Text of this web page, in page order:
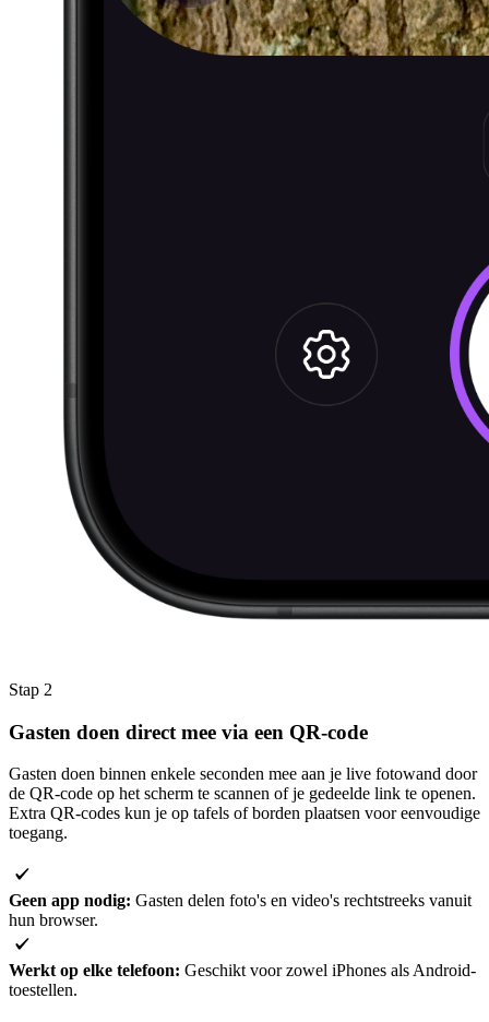
Stap 2
Gasten doen direct mee via een QR-code
Gasten doen binnen enkele seconden mee aan je live fotowand door
de QR-code op het scherm te scannen of je gedeelde link te openen.
Extra QR-codes kun je op tafels of borden plaatsen voor eenvoudige
toegang.
Geen app nodig: Gasten delen foto's en video's rechtstreeks vanuit
hun browser.
Werkt op elke telefoon: Geschikt voor zowel iPhones als Android-
toestellen.